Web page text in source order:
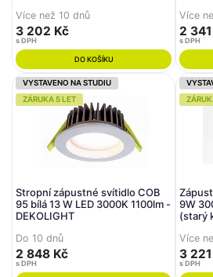
Více než 10 dnů
3 202 Kč
s DPH
DO KOŠÍKU
Více
2
s DPH
VYSTAVENO NA STUDIU
ZÁRUKA 5 LET
Stropní zápustné svítidlo COB
95 bílá 13 W LED 3000K 1100lm -
DEKOLIGHT
Do 10 dnů
2 848 Kč
s DPH
9W
(starý
Více
3
s DPH